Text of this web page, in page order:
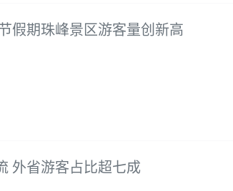
假期珠峰景区游客量创新高
外省游客占比超七成